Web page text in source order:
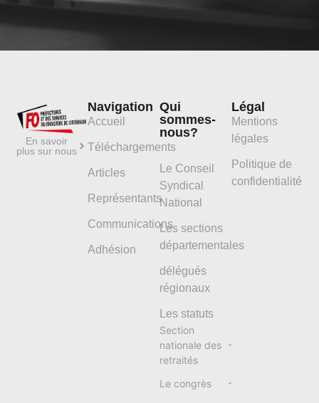
En savoir
plus sur nous
Navigation
Accueil
Téléchargements
Articles
Représentants
Communications
Adhésion
Qui
sommes-
nous?
Le Conseil
Syndical
National
Les sections
départementales
délégués
régionaux
Les statuts
Section
nationale des
retraités
Le congrès
Légal
Mentions
légales
Politique de
confidentialité